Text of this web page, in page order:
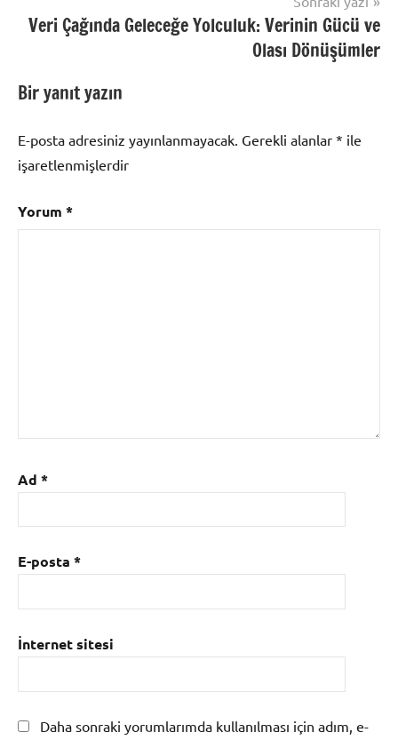
Veri Çağında Geleceğe Yolculuk: Verinin Gücü ve
Olası Dönüşümler
Bir yanıt yazın
E-posta adresiniz yayınlanmayacak. Gerekli alanlar * ile
işaretlenmişlerdir
Yorum *
Ad *
E-posta *
İnternet sitesi
Daha sonraki yorumlarımda kullanılması için adım, e-